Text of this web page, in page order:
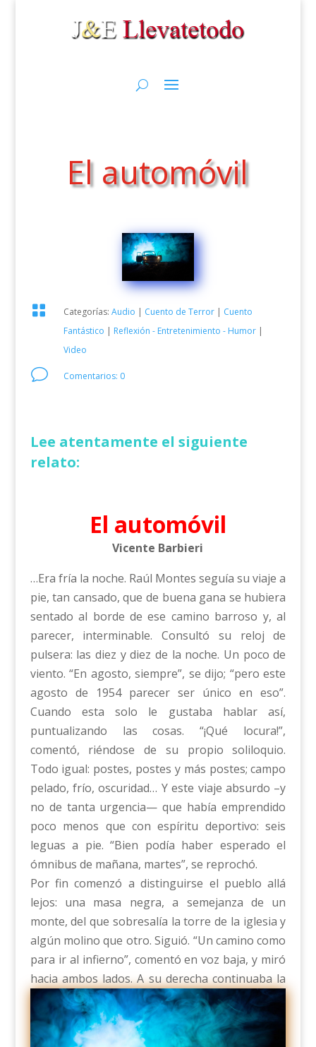
El automóvil
 Categorías: Audio | Cuento de Terror| Cuento
Fantástico | Reflexión - Entretenimiento - Humor|
Video
v Comentarios: 0
Lee atentamente el siguiente
relato:
El automóvil
Vicente Barbieri
…Era fría la noche. Raúl Montes seguía su viaje a
pie, tan cansado, que de buena gana se hubiera
sentado al borde de ese camino barroso y, al
parecer, interminable. Consultó su reloj de
pulsera: las diez y diez de la noche. Un poco de
viento. “En agosto, siempre”, se dijo; “pero este
agosto de 1954 parecer ser único en eso”.
Cuando esta solo le gustaba hablar así,
puntualizando las cosas. “¡Qué locura!”,
comentó, riéndose de su propio soliloquio.
Todo igual: postes, postes y más postes; campo
pelado, frío, oscuridad… Y este viaje absurdo –y
no de tanta urgencia— que había emprendido
poco menos que con espíritu deportivo: seis
leguas a pie. “Bien podía haber esperado el
ómnibus de mañana, martes”, se reprochó.
Por fin comenzó a distinguirse el pueblo allá
lejos: una masa negra, a semejanza de un
monte, del que sobresalía la torre de la iglesia y
algún molino que otro. Siguió. “Un camino como
para ir al infierno”, comentó en voz baja, y miró
hacia ambos lados.A su derecha continuaba la